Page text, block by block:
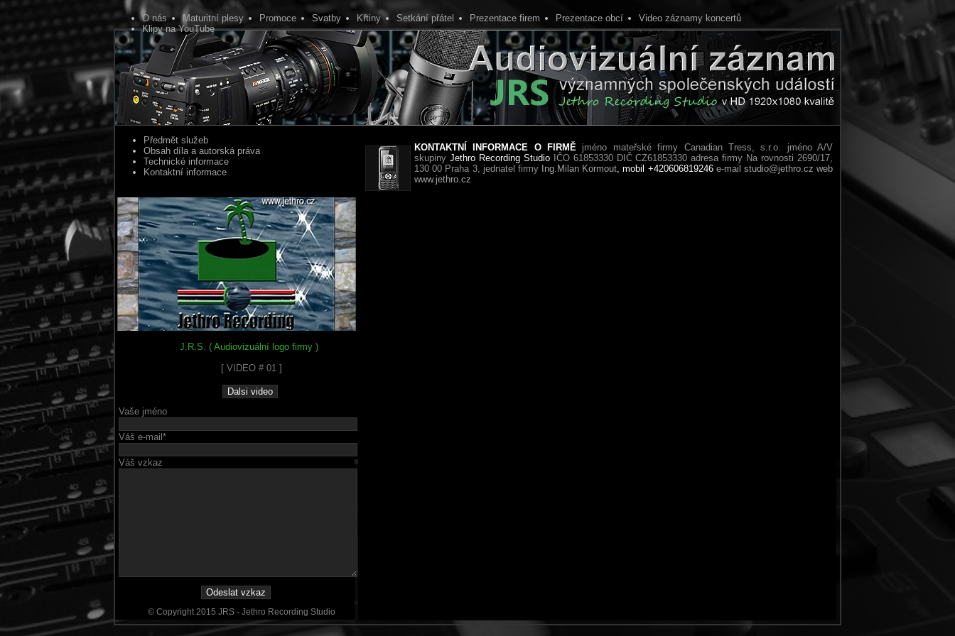
O nás Maturitní plesy Promoce Svatby Křtiny Setkání přátel Prezentace firem Prezentace obcí
Video záznamy koncertů
Klipy na YouTube
Předmět služeb
Obsah díla a autorská práva
Technické informace
Kontaktní informace
J.R.S. ( Audiovizuální logo firmy )
[ VIDEO # 01 ]
Vaše jméno
Váš e-mail*
Váš vzkaz
© Copyright 2015 JRS - Jethro Recording Studio
KONTAKTNÍ INFORMACE O FIRMĚ jméno mateřské firmy Canadian Tress, s.r.o. jméno A/V
skupiny Jethro Recording StudioIČO 61853330 DIČ CZ61853330 adresa firmy Na rovnosti 2690/17,
130 00 Praha 3, jednatel firmy Ing.Milan Kormout, mobil +420606819246 e-mail studio@jethro.cz web
www.jethro.cz